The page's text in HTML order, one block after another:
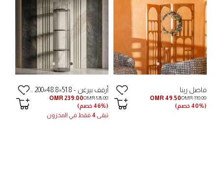
فاصل رينا
OMR 49.50OMR 110.00
(40% خصم)
OMR 239.00OMR 535.00
(46% خصم)
تبقى 4 فقط في المخزون